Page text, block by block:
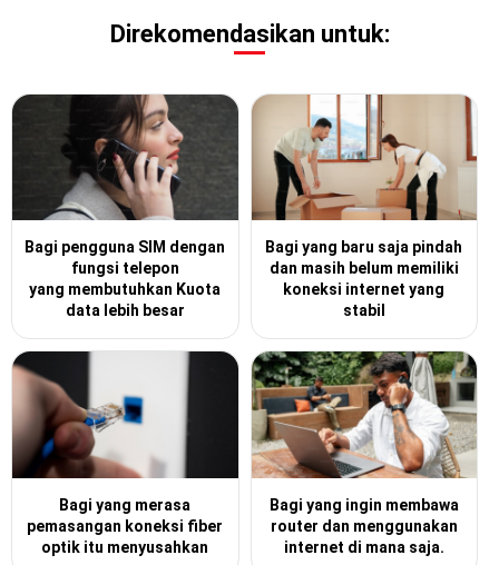
Direkomendasikan untuk:
Bagi pengguna SIM dengan
fungsi telepon
yang membutuhkan Kuota
data lebih besar
Bagi yang baru saja pindah
dan masih belum memiliki
koneksi internet yang
stabil
Bagi yang merasa
pemasangan koneksi fiber
optik itu menyusahkan
Bagi yang ingin membawa
router dan menggunakan
internet di mana saja.